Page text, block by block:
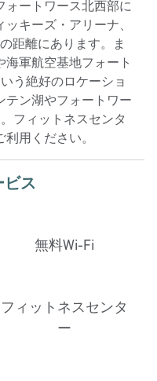
ォートワース北西部に
キーズ・アリーナ、
距離にあります。ま
軍航空基地フォート
う絶好のロケーショ
テン湖やフォートワー
フィットネスセンタ
用ください。
ビス
無料Wi-Fi
フィットネスセンタ
ー